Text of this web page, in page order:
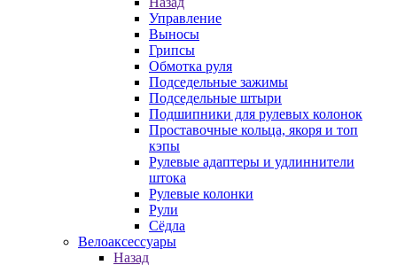
Управление
Выносы
Грипсы
Обмотка руля
Подседельные зажимы
Подседельные штыри
Подшипники для рулевых колонок
Проставочные кольца, якоря и топ
кэпы
Рулевые адаптеры и удлиннители
штока
Рулевые колонки
Рули
Сёдла
Велоаксессуары
Назад